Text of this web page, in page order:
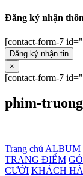
Đăng ký nhận
[contact-form-7
Đăng ký nhận tin
×
[contact-form-7
phim-
Trang chủ ALBUM
TRANG ĐIỂM
CƯỚI KHÁCH